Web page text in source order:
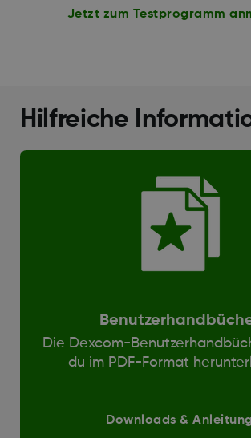
Jetzt zum Testprogramm
Hilfreiche
Die Dexcom-
du im PDF-Format
Downloads & Anleitung